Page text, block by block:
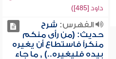
داود [485])
الفهرس: شرح
حديث: (من رأى منكم
منكراً فاستطاع أن يغيره
بيده فليغيره..) , ما جاء